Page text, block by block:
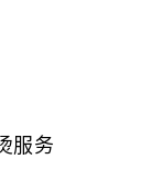
服务